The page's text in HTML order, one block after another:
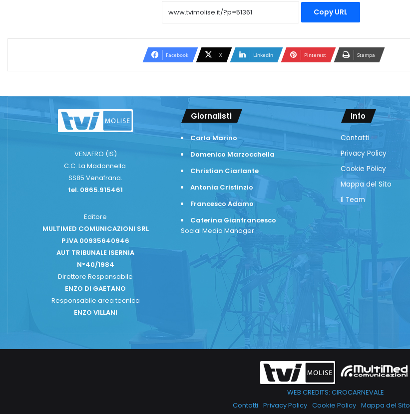
Copy URL
Facebook X LinkedIn Pinterest Stampa
VENAFRO (IS)
C.C. La Madonnella
SS85 Venafrana.
tel. 0865.915461
Editore
MULTIMED COMUNICAZIONI SRL
P.iVA 00935640946
AUT TRIBUNALE ISERNIA
N°40/1984
Direttore Responsabile
ENZO DI GAETANO
Responsabile area tecnica
ENZO VILLANI
Giornalisti
Carla Marino
Domenico Marzocchella
Christian Ciarlante
Antonia Cristinzio
Francesco Adamo
Caterina Gianfrancesco
Social Media Manager
Info
Contatti
Privacy Policy
Cookie Policy
Mappa del Sito
Il Team
WEB CREDITS: CIROCARNEVALE
Contatti Privacy Policy Cookie Policy Mappa del Sito